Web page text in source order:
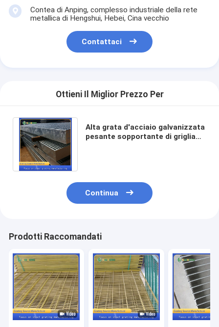
Contea di Anping, complesso industriale della rete
metallica di Hengshui, Hebei, Cina vecchio
Contattaci
Ottieni Il Miglior Prezzo Per
Alta grata d'acciaio galvanizzata
pesante sopportante di griglia
Continua
Prodotti Raccomandati